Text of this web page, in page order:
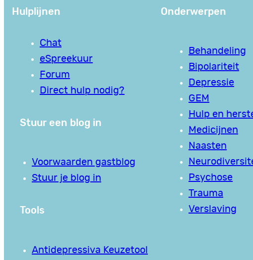
Hulplijnen
Chat
eSpreekuur
Forum
Direct hulp nodig?
Stuur een blog in
Voorwaarden gastblog
Stuur je blog in
Tools
Antidepressiva Keuzetool
Onderwerpen
Behandeling
Bipolariteit
Depressie
GEM
Hulp en
Medicijnen
Naasten
Psychose
Trauma
Verslaving